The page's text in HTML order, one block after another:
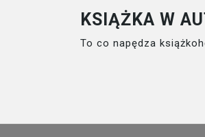
KSIĄŻKA W
To co napędza